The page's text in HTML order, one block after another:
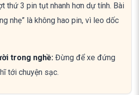
thứ 3 pin tụt nhanh hơn dự tính. Bài
nhẹ” là không hao pin, vì leo dốc
trong nghề: Đừng để xe đứng
tới chuyện sạc.